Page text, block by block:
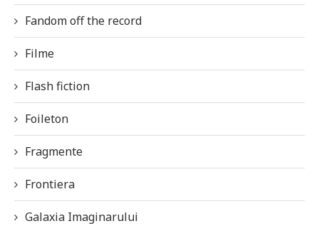
Fandom off the record
Filme
Flash fiction
Foileton
Fragmente
Frontiera
Galaxia Imaginarului